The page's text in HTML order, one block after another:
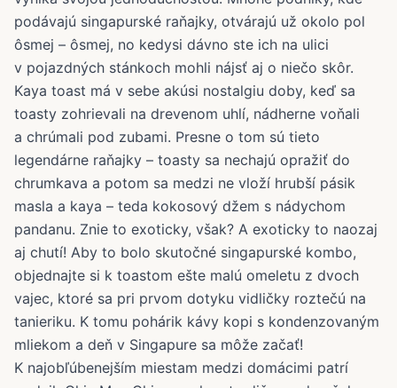
podávajú singapurské raňajky, otvárajú už okolo pol
ôsmej – ôsmej, no kedysi dávno ste ich na ulici
v pojazdných stánkoch mohli nájsť aj o niečo skôr.
Kaya toast má v sebe akúsi nostalgiu doby, keď sa
toasty zohrievali na drevenom uhlí, nádherne voňali
a chrúmali pod zubami. Presne o tom sú tieto
legendárne raňajky – toasty sa nechajú opražiť do
chrumkava a potom sa medzi ne vloží hrubší pásik
masla a kaya – teda kokosový džem s nádychom
pandanu. Znie to exoticky, však? A exoticky to naozaj
aj chutí! Aby to bolo skutočné singapurské kombo,
objednajte si k toastom ešte malú omeletu z dvoch
vajec, ktoré sa pri prvom dotyku vidličky roztečú na
tanieriku. K tomu pohárik kávy kopi s kondenzovaným
mliekom a deň v Singapure sa môže začať!
K najobľúbenejším miestam medzi domácimi patrí